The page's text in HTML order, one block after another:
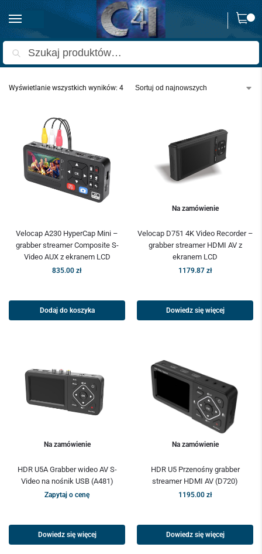
0
Strona główna Produkty oznaczone “grabber av”
Wyświetlanie wszystkich wyników: 4
Velocap A230 HyperCap Mini –
grabber streamer Composite S-
Video AUX z ekranem LCD
835.00 zł
Dodaj do koszyka
Na zamówienie
Velocap D751 4K Video Recorder –
grabber streamer HDMI AV z
ekranem LCD
1179.87 zł
Dowiedz się więcej
Na zamówienie
HDR U5A Grabber wideo AV S-
Video na nośnik USB (A481)
Zapytaj o cenę
Dowiedz się więcej
Na zamówienie
HDR U5 Przenośny grabber
streamer HDMI AV (D720)
1195.00 zł
Dowiedz się więcej